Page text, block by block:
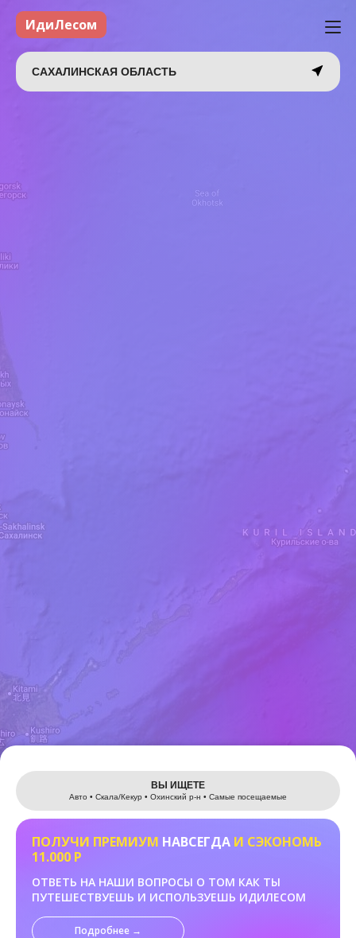
Leaflet
ИдиЛесом
САХАЛИНСКАЯ ОБЛАСТЬ
ВЫ ИЩЕТЕ
Авто • Скала/Кекур • Охинский р-н • Самые посещаемые
ПОЛУЧИ ПРЕМИУМ НАВСЕГДА И СЭКОНОМЬ
11.000 Р
ОТВЕТЬ НА НАШИ ВОПРОСЫ О ТОМ КАК ТЫ
ПУТЕШЕСТВУЕШЬ И ИСПОЛЬЗУЕШЬ ИДИЛЕСОМ
Подробнее →